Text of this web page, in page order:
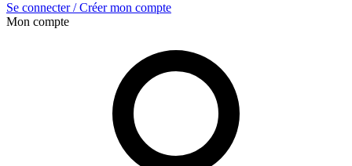
Se connecter / Créer mon compte
Mon compte